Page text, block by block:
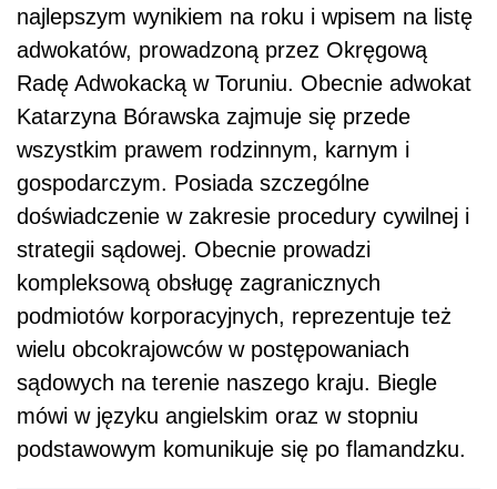
najlepszym wynikiem na roku i wpisem na listę
adwokatów, prowadzoną przez Okręgową
Radę Adwokacką w Toruniu. Obecnie adwokat
Katarzyna Bórawska zajmuje się przede
wszystkim prawem rodzinnym, karnym i
gospodarczym. Posiada szczegó lne
doświadczenie w zakresie procedury cywilnej i
strategii sądowej. Obecnie prowadzi
kompleksową obsługę zagranicznych
podmiotów korporacyjnych, reprezentuje też
wielu obcokrajowców w postępowaniach
sądowych na terenie naszego kraju. Biegle
mówi w języku angielskim oraz w stopniu
podstawowym komunikuje się po flamandzku.